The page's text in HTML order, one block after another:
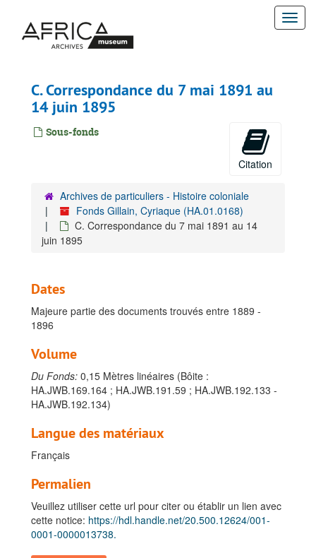
contenu
C. Correspondance du 7 mai 1891 au
14 juin 1895
Sous-fonds
Citation
Archives de particuliers - Histoire coloniale
Fonds Gillain, Cyriaque (HA.01.0168)
C. Correspondance du 7 mai 1891 au 14
juin 1895
Dates
Majeure partie des documents trouvés entre 1889 -
1896
Volume
Du Fonds: 0,15 Mètres linéaires (Bôite :
HA.JWB.169.164 ; HA.JWB.191.59 ; HA.JWB.192.133 -
HA.JWB.192.134)
Langue des matériaux
Français
Permalien
Veuillez utiliser cette url pour citer ou établir un lien avec
cette notice: https://hdl.handle.net/20.500.12624/001-
0001-0000013738.